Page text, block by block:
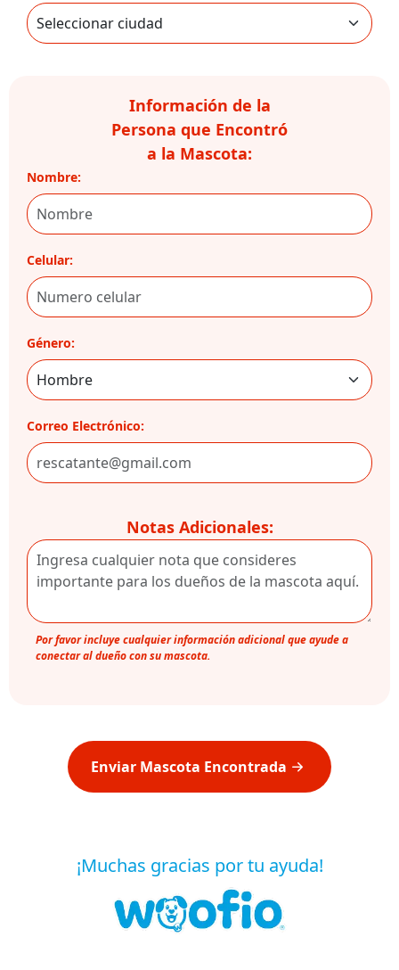
Información de la
Persona que Encontró
a la Mascota:
Nombre:
Celular:
Género:
Correo Electrónico:
Notas Adicionales:
Por favor incluye cualquier información adicional que ayude a
conectar al dueño con su mascota.
Enviar Mascota Encontrada
¡Muchas gracias por tu ayuda!